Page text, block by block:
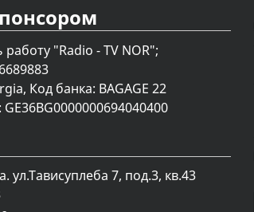
"Radio - TV NOR";
Код банка: BAGAGE 22
ул.Тависуплеба 7, под.3, кв.43